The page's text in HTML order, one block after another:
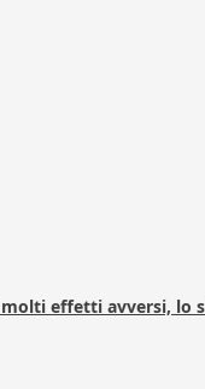
effetti avversi, lo